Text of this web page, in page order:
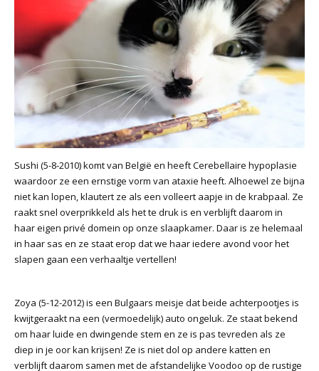
Sushi (5-8-2010) komt van België en heeft Cerebellaire hypoplasie
waardoor ze een ernstige vorm van ataxie heeft. Alhoewel ze bijna
niet kan lopen, klautert ze als een volleert aapje in de krabpaal. Ze
raakt snel overprikkeld als het te druk is en verblijft daarom in
haar eigen privé domein op onze slaapkamer. Daar is ze helemaal
in haar sas en ze staat erop dat we haar iedere avond voor het
slapen gaan een verhaaltje vertellen!
Zoya (5-12-2012) is een Bulgaars meisje dat beide achterpootjes is
kwijtgeraakt na een (vermoedelijk) auto ongeluk. Ze staat bekend
om haar luide en dwingende stem en ze is pas tevreden als ze
diep in je oor kan krijsen! Ze is niet dol op andere katten en
verblijft daarom samen met de afstandelijke Voodoo op de rustige